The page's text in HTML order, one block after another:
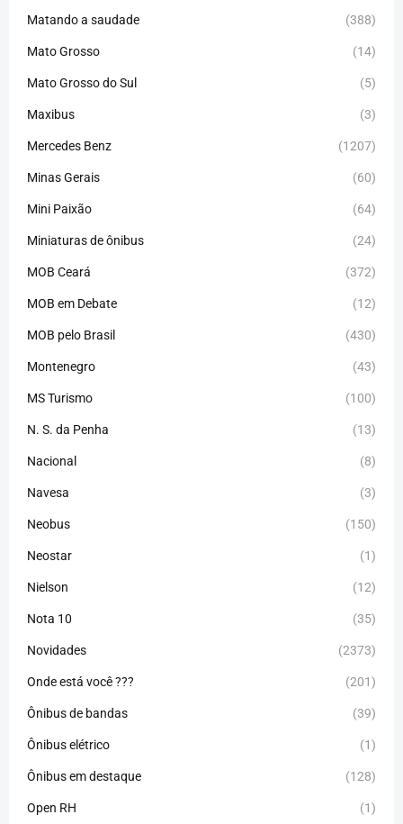
Matando a saudade (388)
Mato Grosso (14)
Mato Grosso do Sul (5)
Maxibus (3)
Mercedes Benz (1207)
Minas Gerais (60)
Mini Paixão (64)
Miniaturas de ônibus (24)
MOB Ceará (372)
MOB em Debate (12)
MOB pelo Brasil (430)
Montenegro (43)
MS Turismo (100)
N. S. da Penha (13)
Nacional (8)
Navesa (3)
Neobus (150)
Neostar (1)
Nielson (12)
Nota 10 (35)
Novidades (2373)
Onde está você ??? (201)
Ônibus de bandas (39)
Ônibus elétrico (1)
Ônibus em destaque (128)
Open RH (1)